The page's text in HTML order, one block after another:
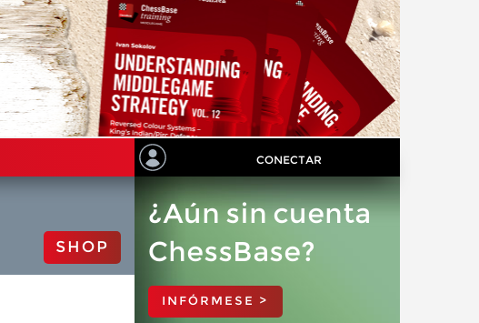
CONECTAR
SHOP
¿Aún sin cuenta
ChessBase?
INFÓRMESE >